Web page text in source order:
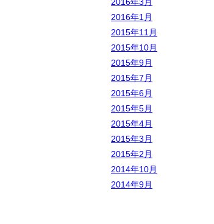
2016年1月
2015年11月
2015年10月
2015年9月
2015年7月
2015年6月
2015年5月
2015年4月
2015年3月
2015年2月
2014年10月
2014年9月